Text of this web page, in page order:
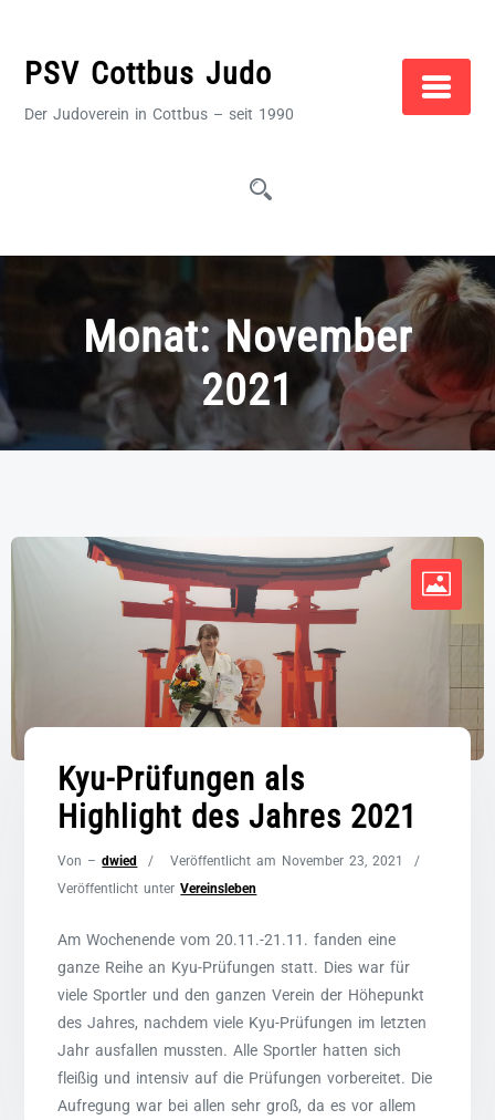
springenPSV Cottbus Judo
Der Judoverein in Cottbus – seit 1990
Monat:November
2021
Kyu-Prüfungen als
Highlight des Jahres 2021
Von –dwied Veröffentlicht am November 23, 2021
Veröffentlicht unterVereinsleben
Am Wochenende vom 20.11.-21.11. fanden eine
ganze Reihe an Kyu-Prüfungen statt. Dies war für
viele Sportler und den ganzen Verein der Höhepunkt
des Jahres, nachdem viele Kyu-Prüfungen im letzten
Jahr ausfallen mussten. Alle Sportler hatten sich
fleißig und intensiv auf die Prüfungen vorbereitet. Die
Aufregung war bei allen sehr groß, da es vor allem